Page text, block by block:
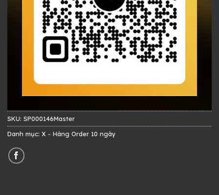
SKU: SP000146Master
Danh mục: X - Hàng Order 10 ngày